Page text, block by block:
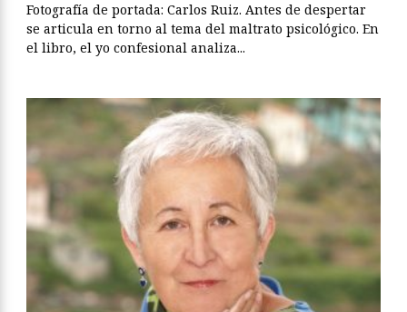
Fotografía de portada: Carlos Ruiz. Antes de despertar
se articula en torno al tema del maltrato psicológico. En
el libro, el yo confesional analiza...